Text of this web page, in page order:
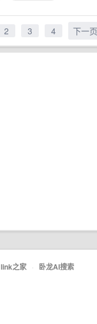
2 3 4 下一页
link之家 · 卧龙AI搜索